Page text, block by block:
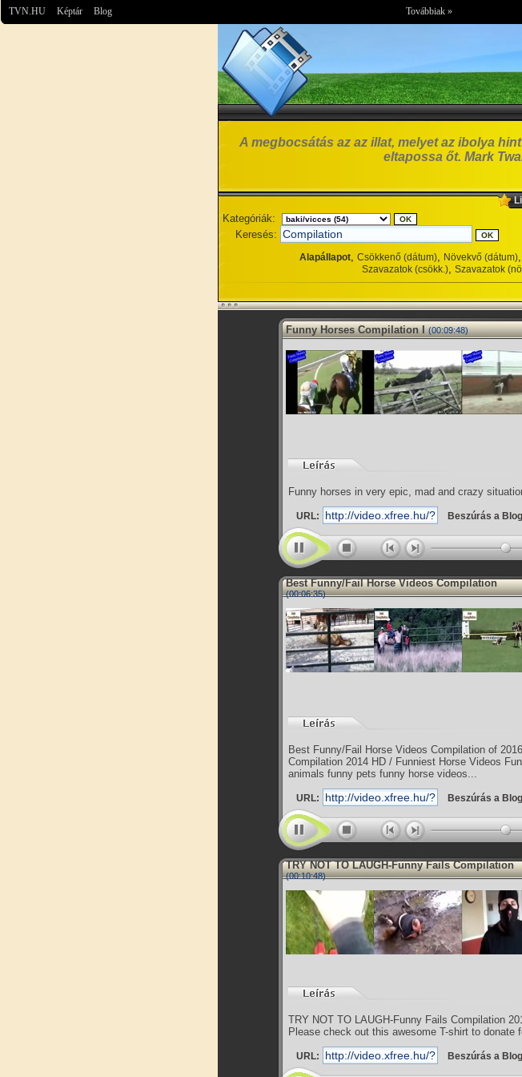
TVN.HU Képtár Blog Továbbiak »
A megbocsátás az az illat, melyet az ibolya
eltapossa őt. Mark
Kategóriák:
Keresés:
Alapállapot, Csökkenő (dátum), Növekvő (dátum),
Szavazatok (csökk.), Szavazatok
Funny Horses Compilation I (00:09:48)
Funny horses in very epic, mad and crazy
URL: Beszúrás a
Best Funny/Fail Horse Videos Compilation
(00:06:35)
Best Funny/Fail Horse Videos Compilation of
Compilation 2014 HD / Funniest Horse Videos
animals funny pets funny horse videos...
URL: Beszúrás a
TRY NOT TO LAUGH-Funny Fails Compilation
(00:10:48)
TRY NOT TO LAUGH-Funny Fails Compilation
Please check out this awesome T-shirt to donate
URL: Beszúrás a